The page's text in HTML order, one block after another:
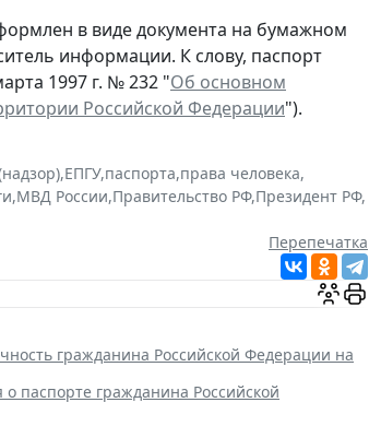
в виде документа на бумажном
информации. К слову, паспорт
1997 г. № 232 "Об основном
Российской Федерации").
,ЕПГУ,паспорта,права человека,
,МВД России,Правительство РФ,Президент РФ,
Перепечатка
гражданина Российской Федерации на
паспорте гражданина Российской